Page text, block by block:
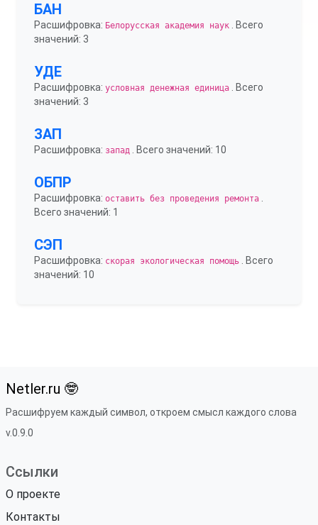
БАН
Расшифровка: Белорусская академия наук . Всего
значений: 3
УДЕ
Расшифровка: условная денежная единица . Всего
значений: 3
ЗАП
Расшифровка: запад . Всего значений: 10
ОБПР
Расшифровка: оставить без проведения ремонта
Всего значений: 1
СЭП
Расшифровка: скорая экологическая помощь . Всего
значений: 10
Netler.ru 🤓
Расшифруем каждый символ, откроем смысл каждого слова
v.0.9.0
Ссылки
О проекте
Контакты